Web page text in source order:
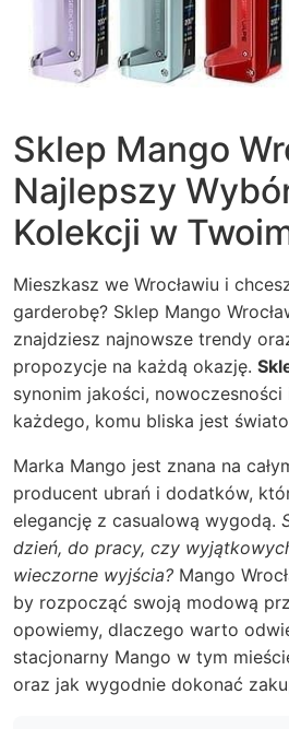
Sklep Mango
Najlepszy
Kolekcji w
Mieszkasz we Wrocławiu i
garderobę? Sklep Mango
znajdziesz najnowsze trendy
propozycje na każdą okazję.
synonim jakości,
każdego, komu bliska jest
Marka Mango jest znana na
producent ubrań i dodatków,
elegancję z casualową wygodą.
dzień, do pracy, czy
wieczorne wyjścia? Mango
by rozpocząć swoją modową
opowiemy, dlaczego warto
stacjonarny Mango w tym
oraz jak wygodnie dokonać